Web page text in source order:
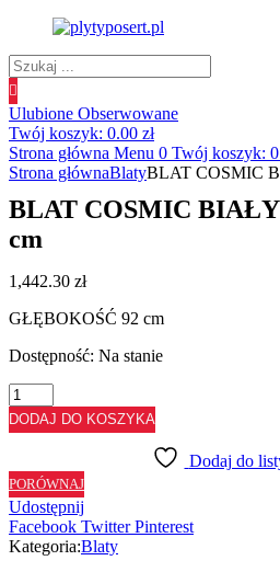
Wyszukiwanie
produktów
Ulubione Obserwowane
Twój koszyk: 0.00 zł
Strona główna Menu 0 Twój koszyk:
Strona głównaBlatyBLAT COSMIC
BLAT COSMIC BIAŁY
cm
1,442.30 zł
GŁĘBOKOŚĆ 92 cm
Dostępność: Na stanie
ilość
BLAT
COSMIC
F180
ST30
-
92
cm
DODAJ DO KOSZYKA
Dodaj do
PORÓWNAJ
Udostępnij
Facebook Twitter Pinterest
Kategoria:Blaty